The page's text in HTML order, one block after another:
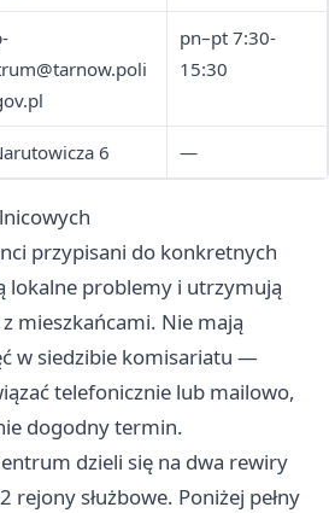
pn–pt 7:30-
15:30
6 —
przypisani do konkretnych
lokalne problemy i utrzymują
mieszkańcami. Nie mają
w siedzibie komisariatu —
telefonicznie lub mailowo,
dogodny termin.
dzieli się na dwa rewiry
rejony służbowe. Poniżej pełny